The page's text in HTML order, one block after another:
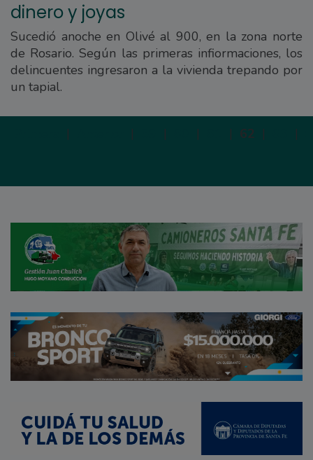
dinero y joyas
Sucedió anoche en Olivé al 900, en la zona norte
de Rosario. Según las primeras infiormaciones, los
delincuentes ingresaron a la vivienda trepando por
un tapial.
| | | | | 62 | |